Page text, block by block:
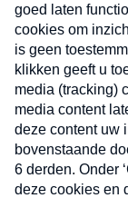
Nieuwsbrief